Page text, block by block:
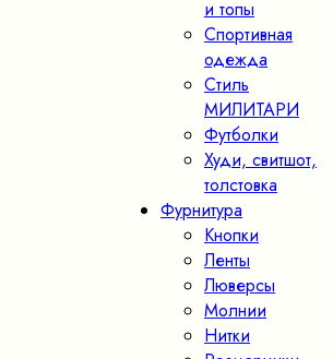
и топы
Спортивная
одежда
Стиль
МИЛИТАРИ
Футболки
Худи, свитшот,
толстовка
Фурнитура
Кнопки
Ленты
Люверсы
Молнии
Нитки